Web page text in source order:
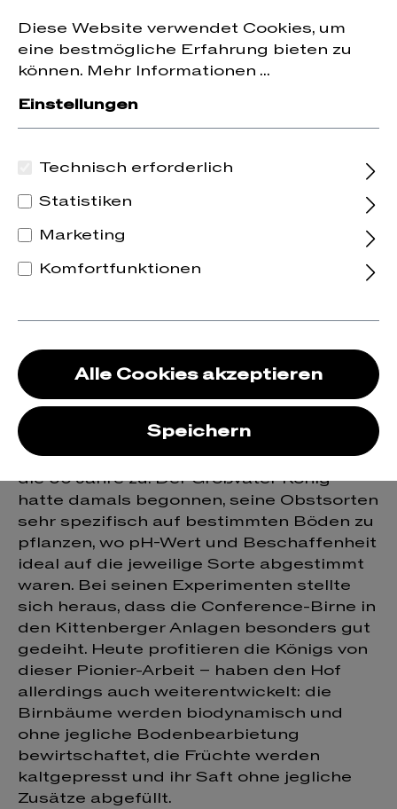
springen
auf die erste Bestellung erhalten.
2025 Kittenberger
Conference Birne
Die Birnbäume in Kittenberg gehen auf
die 60 Jahre zu. Der Großvater König
hatte damals begonnen, seine Obstsorten
sehr spezifisch auf bestimmten Böden zu
pflanzen, wo pH-Wert und Beschaffenheit
ideal auf die jeweilige Sorte abgestimmt
waren. Bei seinen Experimenten stellte
sich heraus, dass die Conference-Birne in
den Kittenberger Anlagen besonders gut
gedeiht. Heute profitieren die Königs von
dieser Pionier-Arbeit – haben den Hof
allerdings auch weiterentwickelt: die
Birnbäume werden biodynamisch und
ohne jegliche Bodenbearbietung
bewirtschaftet, die Früchte werden
kaltgepresst und ihr Saft ohne jegliche
Zusätze abgefüllt.
Diese Website verwendet Cookies, um
eine bestmögliche Erfahrung bieten zu
können. Mehr Informationen ...
Einstellungen
Technisch erforderlich
Statistiken
Marketing
Komfortfunktionen
Alle Cookies akzeptieren
Speichern